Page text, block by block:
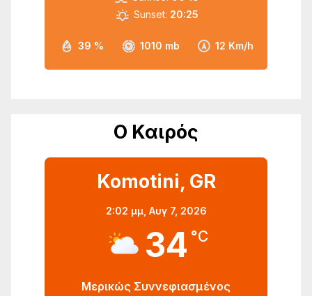
39 % 1010 mb 12 Km/h
Sunset: 20:25
Ο Καιρός
Komotini, GR
2:02 μμ, Αυγ 7, 2026
34 °C
Μερικώς Συννεφιασμένος